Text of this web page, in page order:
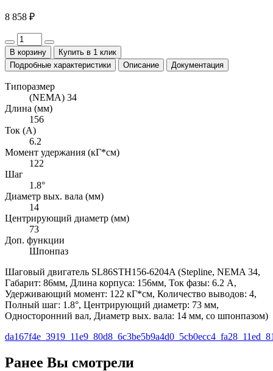
8 858 ₽
В корзину
Купить в 1 клик
Подробные характеристики
Описание Документация
Типоразмер
(NEMA) 34
Длина (мм)
156
Ток (А)
6.2
Момент удержания (кГ*см)
122
Шаг
1.8°
Диаметр вых. вала (мм)
14
Центрирующий диаметр (мм)
73
Доп. функции
Шпонпаз
Шаговый двигатель SL86STH156-6204A (Stepline, NEMA 34,
Габарит: 86мм, Длина корпуса: 156мм, Ток фазы: 6.2 А,
Удерживающий момент: 122 кГ*см, Количество выводов: 4,
Полный шаг: 1.8°, Центрирующий диаметр: 73 мм,
Односторонний вал, Диаметр вых. вала: 14 мм, со шпонпазом)
Ранее Вы смотрели